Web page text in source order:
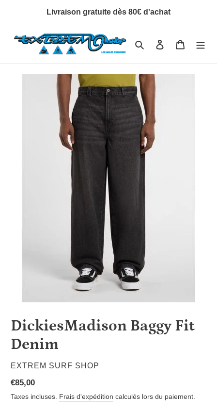
Livraison gratuite dès 80€ d'achat
RechercherSe connecter
Panier
DickiesMadison Baggy Fit
Denim
DISTRIBUTEUR
EXTREM SURF SHOP
Prix
normal
€85,00
Taxes incluses. Frais d'expédition calculés lors du paiement.